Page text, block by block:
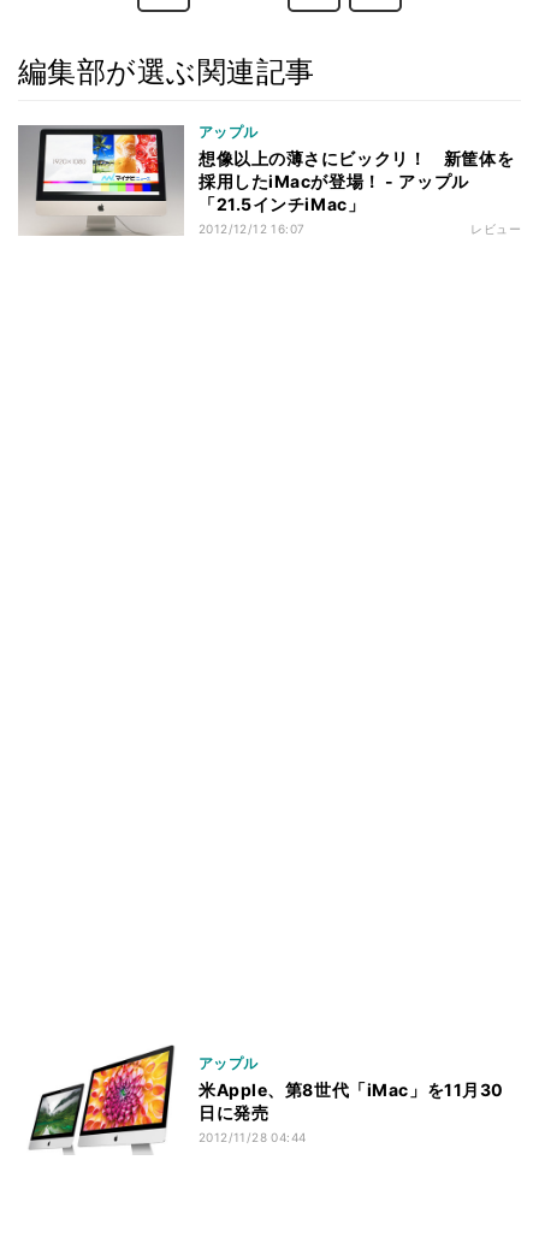
編集部が選ぶ関連記事
アップル
想像以上の薄さにビックリ！ 新筐体を
採用したiMacが登場！ - アップル
「21.5インチiMac」
2012/12/12 16:07 レビュー
アップル
米Apple、第8世代「iMac」を11月30
日に発売
2012/11/28 04:44